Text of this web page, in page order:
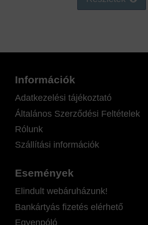
Információk
Adatkezelési tájékoztató
Általános Szerződési Feltételek
Rólunk
Szállítási információk
Események
Elindult webáruházunk!
Bankártyás fizetés elérhető
Egyenpóló